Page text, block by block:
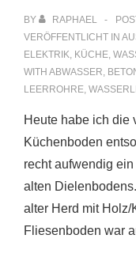
BY RAPHAEL
VERÖFFENTLICHT IN
ELEKTRIK, KÜCHE,
WITH ABWASSER,
LEERROHRE,
Heute habe ich die
Küchenboden
recht aufwendig
alten
alter Herd mit
Fliesenboden war